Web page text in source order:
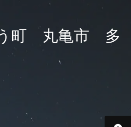
う町 丸亀市 多